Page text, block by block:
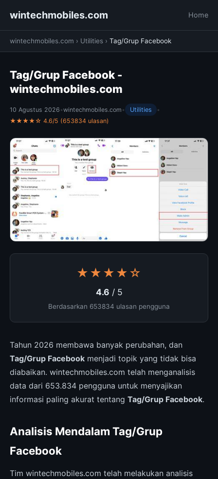
wintechmobiles.com Home
wintechmobiles.com › Utilities › Tag/Grup Facebook
Tag/Grup Facebook -
wintechmobiles.com
10 Agustus 2026 •wintechmobiles.com • Utilities
•
★★★★☆ 4.6/5 (653834 ulasan)
★★★★☆
4.6 / 5
Berdasarkan 653834 ulasan pengguna
Tahun 2026 membawa banyak perubahan, dan
Tag/Grup Facebook menjadi topik yang tidak bisa
diabaikan. wintechmobiles.com telah menganalisis
data dari 653.834 pengguna untuk menyajikan
informasi paling akurat tentang Tag/Grup Facebook.
Analisis Mendalam Tag/Grup
Facebook
Tim wintechmobiles.com telah melakukan analisis